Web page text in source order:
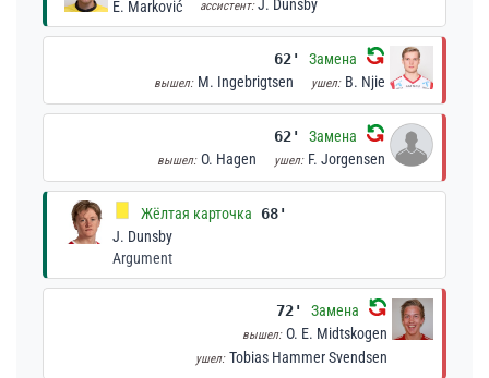
E. Marković
ассистент:J. Dunsby
62' Замена
вышел: M. Ingebrigtsen ушел: B. Njie
62' Замена
вышел: O. Hagen ушел: F. Jorgensen
Жёлтая карточка
68'
J. Dunsby
Argument
72' Замена
вышел: O. E. Midtskogen
ушел: Tobias Hammer Svendsen